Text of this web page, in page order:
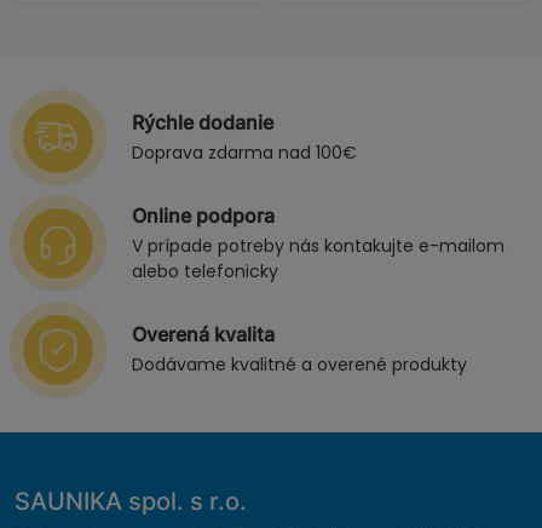
Rýchle dodanie
Doprava zdarma nad 100€
Online podpora
V prípade potreby nás kontakujte e-mailom
alebo telefonicky
Overená kvalita
Dodávame kvalitné a overené produkty
SAUNIKA spol. s r.o.